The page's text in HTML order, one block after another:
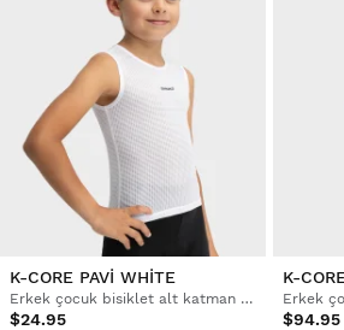
K-CORE PAVI WHITE
Erkek çocuk bisiklet alt katman üstü
$24.95
K-
Erkek
$94.95